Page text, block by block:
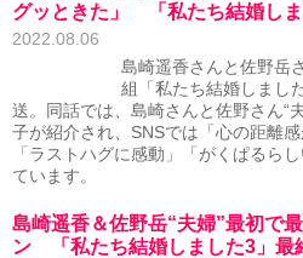
グッときた」 「私たち結婚し
2022.08.06
島崎遥香さんと佐野岳
組「私たち結婚しまし
送。同話では、島崎さんと佐野さん“
子が紹介され、SNSでは「心の距離
「ラストハグに感動」「がくぱるら
ています。
島崎遥香＆佐野岳“夫婦”最初で
ン 「私たち結婚しました3」最